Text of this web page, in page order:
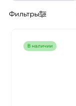
Фильтры
наличии